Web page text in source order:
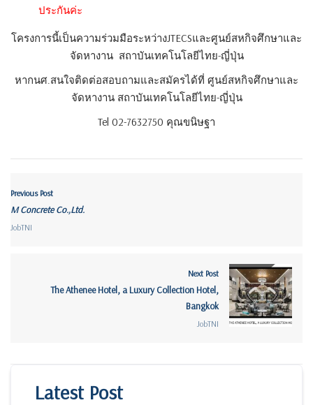
ประกันค่ะ
โครงการนี้เป็นความร่วมมือระหว่างJTECSและศูนย์สหกิจศึกษาและ
จัดหางาน สถาบันเทคโนโลยีไทย-ญี่ปุ่น
หากนศ.สนใจติดต่อสอบถามและสมัครได้ที่ ศูนย์สหกิจศึกษาและ
จัดหางาน สถาบันเทคโนโลยีไทย-ญี่ปุ่น
Tel 02-7632750 คุณขนิษฐา
Previous Post
M Concrete Co.,Ltd.
JobTNI
Next Post
The Athenee Hotel, a Luxury Collection Hotel,
Bangkok
JobTNI
Latest Post